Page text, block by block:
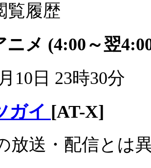
覧履歴
ニメ (4:00～翌
10日 23時30分
ガイ [AT-X]
放送・配信とは